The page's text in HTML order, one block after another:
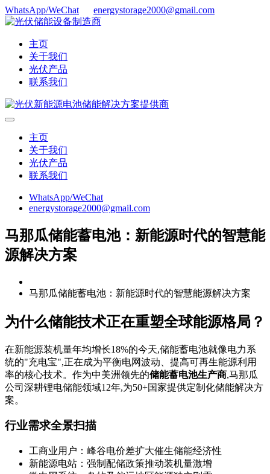
WhatsApp/WeChat energystorage2000@gmail.com
主页
关于我们
光伏产品
联系我们
主页
关于我们
光伏产品
联系我们
WhatsApp/WeChat
energystorage2000@gmail.com
马那瓜储能蓄电池：新能源时代的智慧能
源解决方案
马那瓜储能蓄电池：新能源时代的智慧能源解决方案
为什么储能技术正在重塑全球能源格局？
在新能源装机量年均增长18%的今天,储能蓄电池就像电力系
统的"充电宝",正在成为平衡电网波动、提高可再生能源利用
率的核心技术。作为中美洲领先的储能蓄电池生产商,马那瓜
公司深耕锂电储能领域12年,为50+国家提供定制化储能解决方
案。
行业需求全景扫描
工商业用户：峰谷电价差扩大催生储能经济性
新能源电站：强制配储政策推动装机量激增